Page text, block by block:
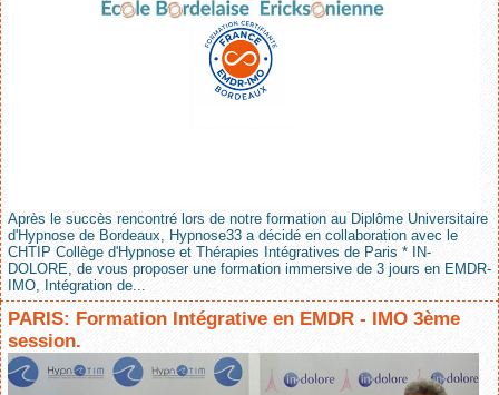
Après le succès rencontré lors de notre formation au Diplôme Universitaire
d'Hypnose de Bordeaux, Hypnose33 a décidé en collaboration avec le
CHTIP Collège d'Hypnose et Thérapies Intégratives de Paris * IN-
DOLORE, de vous proposer une formation immersive de 3 jours en EMDR-
IMO, Intégration de...
PARIS: Formation Intégrative en EMDR - IMO 3ème
session.